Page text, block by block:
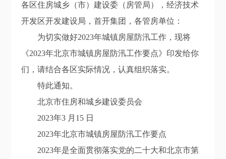
各区住房城乡 （市）建设委（房管局），经济技术
开发区开发建设局，首开集团，各管房单位：
为切实做好2023年城镇房屋防汛工作，现将
《2023年北京市城镇房屋防汛工作要点》印发给你
们，请结合各区实际情况，认真组织落实。
特此通知。
北京市住房和城乡建设委员会
2023年3 月 15 日
2023年北京市城镇房屋防汛工作要点
2023年是全面贯彻落实党的二十大和北京市第